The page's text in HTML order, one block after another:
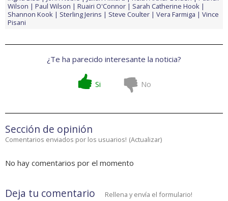
Wilson
Paul Wilson Ruairi O'Connor
Sarah Catherine Hook
Shannon Kook
Sterling Jerins Steve Coulter Vera Farmiga
Vince
Pisani
¿Te ha parecido interesante la noticia?
Si No
Sección de opinión
Comentarios enviados por los usuarios! (Actualizar)
No hay comentarios por el momento
Deja tu comentario Rellena y envía el formulario!